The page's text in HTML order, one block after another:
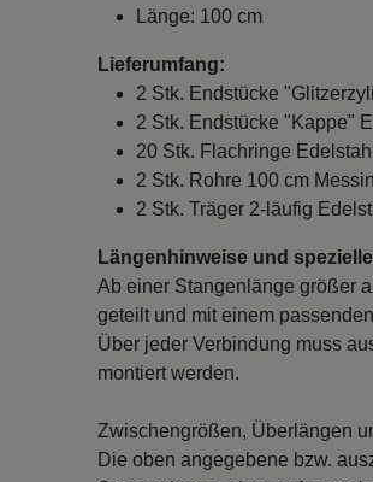
Länge: 100 cm
Lieferumfang:
2 Stk. Endstücke
2 Stk. Endstücke "Kappe"
20 Stk. Flachringe
2 Stk. Rohre 100 cm
2 Stk. Träger 2-läufig
Längenhinweise und
Ab einer Stangenlänge größer
geteilt und mit einem
Über jeder Verbindung muss
montiert werden.
Zwischengrößen, Überlängen
Die oben angegebene bzw.